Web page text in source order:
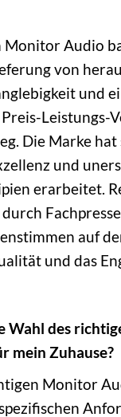
Monitor Audio
von
und
Leistungs-
Die Marke hat
und
erarbeitet.
auf
und das
Wahl des
mein Zuhause?
Monitor